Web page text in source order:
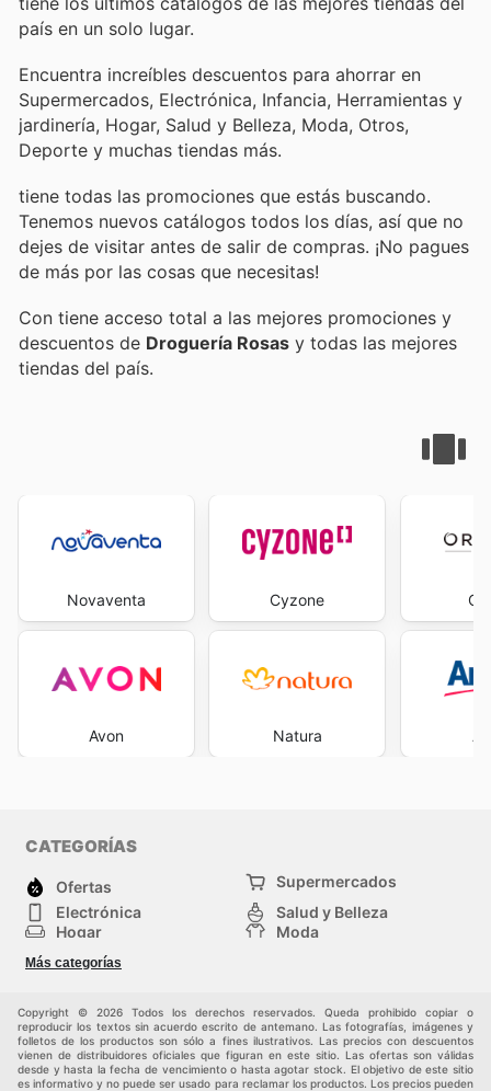
país en un solo lugar.
Encuentra increíbles descuentos para ahorrar en
Supermercados, Electrónica, Infancia, Herramientas y
jardinería, Hogar, Salud y Belleza, Moda, Otros,
Deporte y muchas tiendas más.
tiene todas las promociones que estás buscando.
Tenemos nuevos catálogos todos los días, así que no
dejes de visitar antes de salir de compras. ¡No pagues
de más por las cosas que necesitas!
Con tiene acceso total a las mejores promociones y
descuentos de Droguería Rosas y todas las mejores
tiendas del país.
Novaventa
Avon
Cyzone
Natura
CATEGORÍAS
Ofertas
Supermercados
Electrónica
Salud y Belleza
Hogar
Moda
Herramientas y jardinería
Infancia
Más categorías
Copyright © 2026 Todos los derechos reservados. Queda prohibido copiar o
reproducir los textos sin acuerdo escrito de antemano. Las fotografías, imágenes y
folletos de los productos son sólo a fines ilustrativos. Las precios con descuentos
vienen de distribuidores oficiales que figuran en este sitio. Las ofertas son válidas
desde y hasta la fecha de vencimiento o hasta agotar stock. El objetivo de este sitio
es informativo y no puede ser usado para reclamar los productos. Los precios pueden